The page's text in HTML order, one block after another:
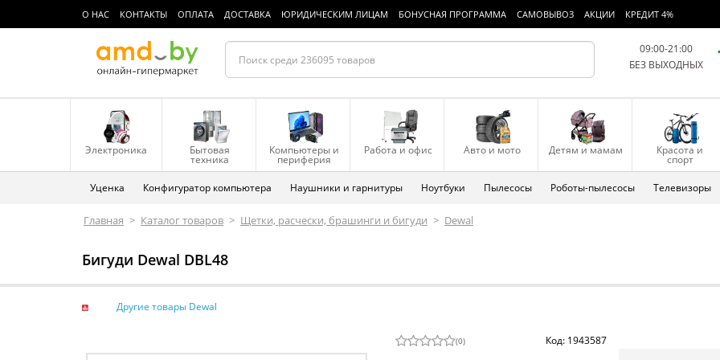
О НАС КОНТАКТЫ ОПЛАТА ДОСТАВКА ЮРИДИЧЕСКИМ ЛИЦАМ БОНУСНАЯ ПРОГРАММА САМОВЫВОЗ АКЦИИ КРЕДИТ 4%
09:00-21:00
БЕЗ ВЫХОДНЫХ
Электроника Бытовая
техника
Компьютеры и
периферия
Работа и офис Авто и мото Детям и мамам Красота и
спорт
Уценка Конфигуратор компьютера Наушники и гарнитуры Ноутбуки Пылесосы Роботы-пылесосы Телевизоры
Главная > Каталог товаров > Щетки, расчески, брашинги и бигуди > Dewal
Бигуди Dewal DBL48
Другие товары Dewal
(0) Код: 1943587